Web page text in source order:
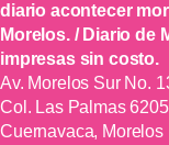
diario acontecer
Morelos. / Diario de
impresas sin costo.
Av. Morelos Sur No.
Col. Las Palmas
Cuernavaca, Morelos